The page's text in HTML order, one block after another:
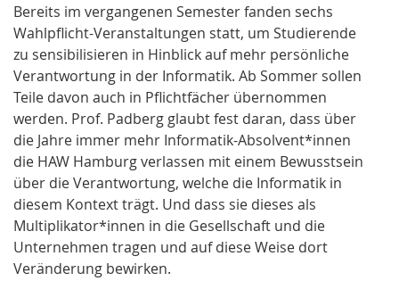
Bereits im vergangenen Semester fanden sechs
Wahlpflicht-Veranstaltungen statt, um Studierende
zu sensibilisieren in Hinblick auf mehr persönliche
Verantwortung in der Informatik. Ab Sommer sollen
Teile davon auch in Pflichtfächer übernommen
werden. Prof. Padberg glaubt fest daran, dass über
die Jahre immer mehr Informatik-Absolvent*innen
die HAW Hamburg verlassen mit einem Bewusstsein
über die Verantwortung, welche die Informatik in
diesem Kontext trägt. Und dass sie dieses als
Multiplikator*innen in die Gesellschaft und die
Unternehmen tragen und auf diese Weise dort
Veränderung bewirken.